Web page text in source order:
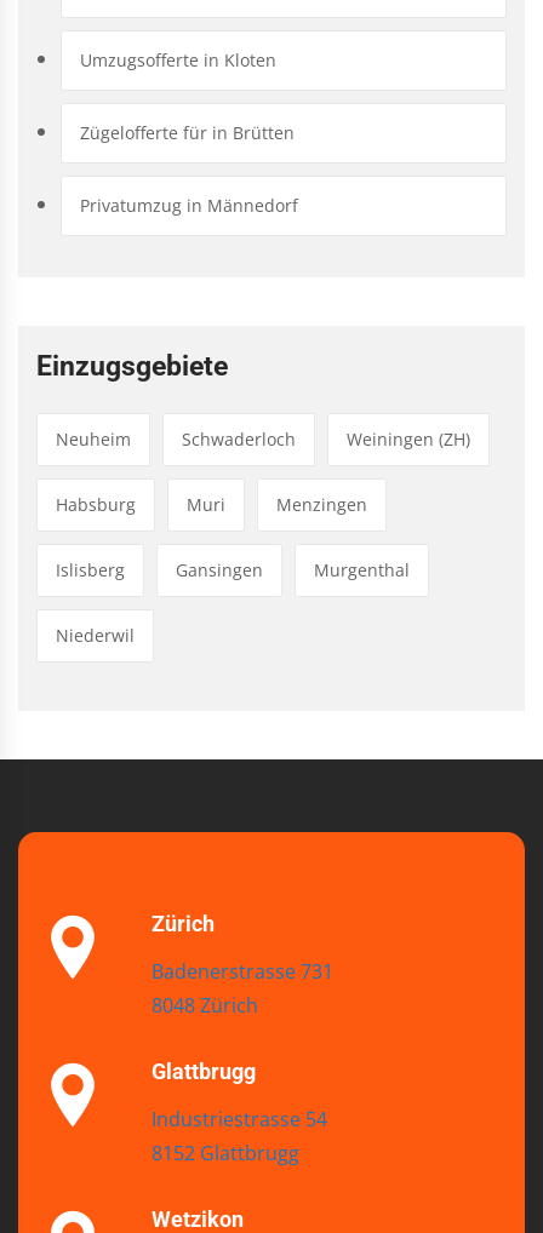
Umzugsofferte in Kloten
Zügelofferte für in Brütten
Privatumzug in Männedorf
Einzugsgebiete
Neuheim Schwaderloch Weiningen (ZH)
Habsburg Muri Menzingen
Islisberg Gansingen Murgenthal
Niederwil
Zürich
Badenerstrasse 731
8048 Zürich
Glattbrugg
Industriestrasse 54
8152 Glattbrugg
Wetzikon